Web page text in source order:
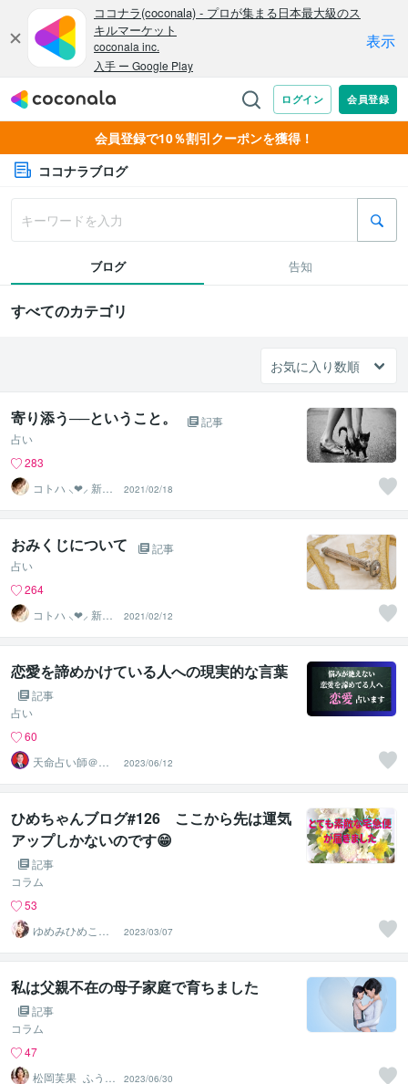
会員登録で10％割引クーポンを獲得！
ココナラブログ
ブログ 告知
すべてのカテゴリ
寄り添う──ということ。
記事
占い
283
コトハ ⸜❤︎⸝ 新サ
ービス提供開始
✨️
2021/02/18
おみくじについて
記事
占い
264
コトハ ⸜❤︎⸝ 新サ
ービス提供開始
✨️
2021/02/12
恋愛を諦めかけている人への現実的な言葉
記事
占い
60
天命占い師＠藤
＊久国
2023/06/12
ひめちゃんブログ#126 ここから先は運気
アップしかないのです😁
記事
コラム
53
ゆめみひめこ☘
隣のひめこさん
2023/03/07
私は父親不在の母子家庭で育ちました
記事
コラム
47
松岡芙果_ふうか
2023/06/30